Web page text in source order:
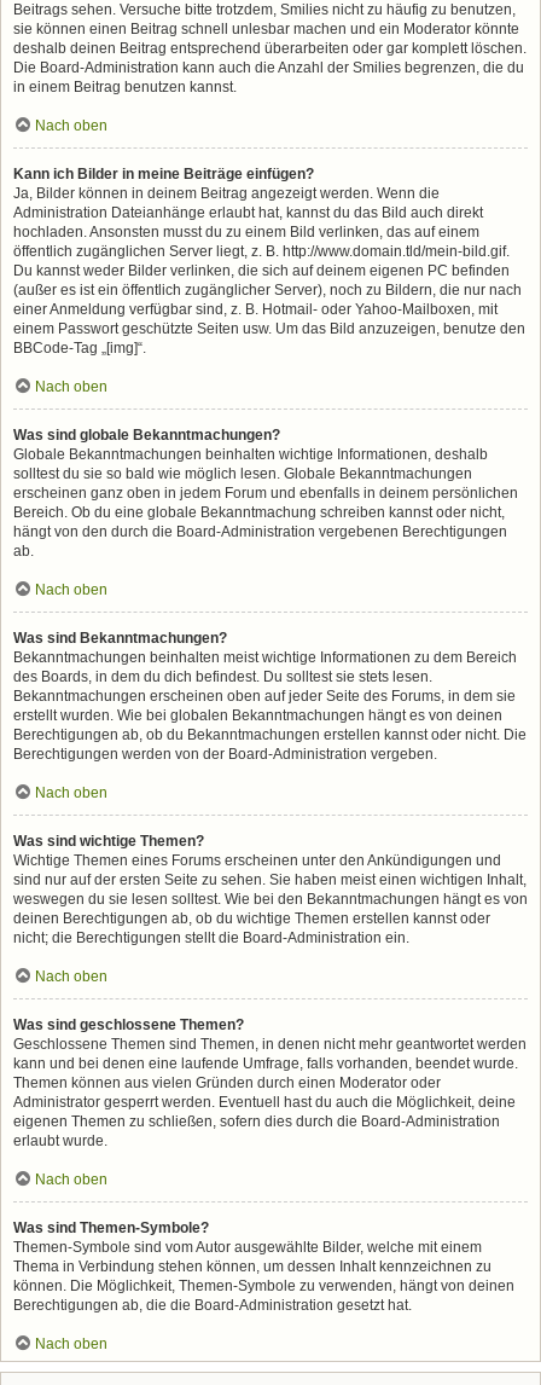
Beitrags sehen. Versuche bitte trotzdem, Smilies nicht zu häufig zu benutzen,
sie können einen Beitrag schnell unlesbar machen und ein Moderator könnte
deshalb deinen Beitrag entsprechend überarbeiten oder gar komplett löschen.
Die Board-Administration kann auch die Anzahl der Smilies begrenzen, die du
in einem Beitrag benutzen kannst.
Nach oben
Kann ich Bilder in meine Beiträge einfügen?
Ja, Bilder können in deinem Beitrag angezeigt werden. Wenn die
Administration Dateianhänge erlaubt hat, kannst du das Bild auch direkt
hochladen. Ansonsten musst du zu einem Bild verlinken, das auf einem
öffentlich zugänglichen Server liegt, z. B. http://www.domain.tld/mein-bild.gif.
Du kannst weder Bilder verlinken, die sich auf deinem eigenen PC befinden
(außer es ist ein öffentlich zugänglicher Server), noch zu Bildern, die nur nach
einer Anmeldung verfügbar sind, z. B. Hotmail- oder Yahoo-Mailboxen, mit
einem Passwort geschützte Seiten usw. Um das Bild anzuzeigen, benutze den
BBCode-Tag „[img]“.
Nach oben
Was sind globale Bekanntmachungen?
Globale Bekanntmachungen beinhalten wichtige Informationen, deshalb
solltest du sie so bald wie möglich lesen. Globale Bekanntmachungen
erscheinen ganz oben in jedem Forum und ebenfalls in deinem persönlichen
Bereich. Ob du eine globale Bekanntmachung schreiben kannst oder nicht,
hängt von den durch die Board-Administration vergebenen Berechtigungen
ab.
Nach oben
Was sind Bekanntmachungen?
Bekanntmachungen beinhalten meist wichtige Informationen zu dem Bereich
des Boards, in dem du dich befindest. Du solltest sie stets lesen.
Bekanntmachungen erscheinen oben auf jeder Seite des Forums, in dem sie
erstellt wurden. Wie bei globalen Bekanntmachungen hängt es von deinen
Berechtigungen ab, ob du Bekanntmachungen erstellen kannst oder nicht. Die
Berechtigungen werden von der Board-Administration vergeben.
Nach oben
Was sind wichtige Themen?
Wichtige Themen eines Forums erscheinen unter den Ankündigungen und
sind nur auf der ersten Seite zu sehen. Sie haben meist einen wichtigen Inhalt,
weswegen du sie lesen solltest. Wie bei den Bekanntmachungen hängt es von
deinen Berechtigungen ab, ob du wichtige Themen erstellen kannst oder
nicht; die Berechtigungen stellt die Board-Administration ein.
Nach oben
Was sind geschlossene Themen?
Geschlossene Themen sind Themen, in denen nicht mehr geantwortet werden
kann und bei denen eine laufende Umfrage, falls vorhanden, beendet wurde.
Themen können aus vielen Gründen durch einen Moderator oder
Administrator gesperrt werden. Eventuell hast du auch die Möglichkeit, deine
eigenen Themen zu schließen, sofern dies durch die Board-Administration
erlaubt wurde.
Nach oben
Was sind Themen-Symbole?
Themen-Symbole sind vom Autor ausgewählte Bilder, welche mit einem
Thema in Verbindung stehen können, um dessen Inhalt kennzeichnen zu
können. Die Möglichkeit, Themen-Symbole zu verwenden, hängt von deinen
Berechtigungen ab, die die Board-Administration gesetzt hat.
Nach oben